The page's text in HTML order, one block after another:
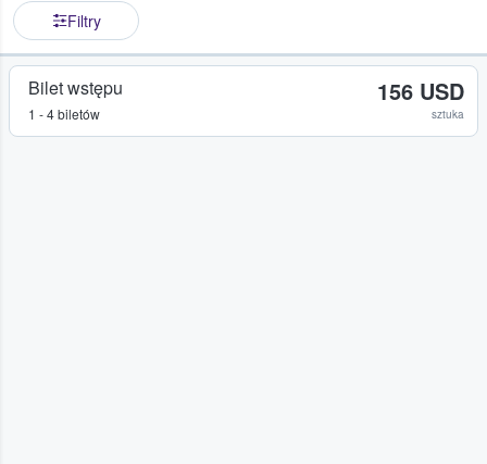
Filtry
Bilet wstępu
1 - 4 biletów
156 USD
sztuka